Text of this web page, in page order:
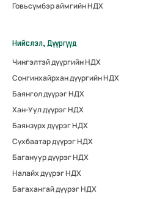
Говьсүмбэр аймгийн НДХ
Нийслэл, Дүүргүүд
Чингэлтэй дүүргийн НДХ
Сонгинхайрхан дүүргийн НДХ
Баянгол дүүрэг НДХ
Хан-Уул дүүрэг НДХ
Баянзүрх дүүрэг НДХ
Сүхбаатар дүүрэг НДХ
Багануур дүүрэг НДХ
Налайх дүүрэг НДХ
Багахангай дүүрэг НДХ